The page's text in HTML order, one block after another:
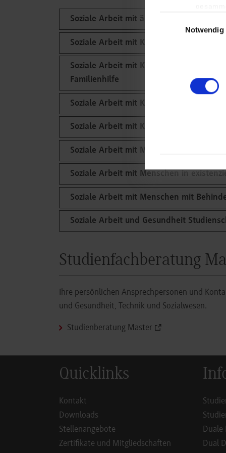
Notwendig
Soziale Arbeit mit älteren Menschen
Soziale Arbeit mit Kindern,
Soziale Arbeit mit Kindern,
Familienhilfe
Soziale Arbeit mit Kindern,
Soziale Arbeit mit Kindern,
Soziale Arbeit mit Menschen in
Soziale Arbeit mit Menschen in
Soziale Arbeit mit Menschen mit
Soziale Arbeit und Gesundheit
Studienfachberatung
Ihre persönlichen Ansprechpersonen und
und Gesundheit, Technik und Sozialwesen.
Studienberatung Master
Quicklinks
Kontakt
Downloads
Stellenangebote
Zertifikate und Mitgliedschaften
Duale
Dual